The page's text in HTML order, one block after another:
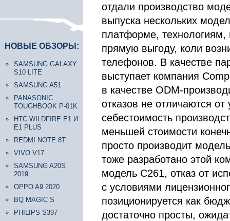
НОВЫЕ ОБЗОРЫ:
SAMSUNG GALAXY
S10 LITE
SAMSUNG A51
PANASONIC
TOUGHBOOK P-01K
HTC WILDFIRE E1 И
E1 PLUS
REDMI NOTE 8T
VIVO V17
SAMSUNG A20S
2019
OPPO A9 2020
BQ MAGIC S
PHILIPS S397
отдали производство
выпуска нескольких
платформе,
прямую выгоду, коли
телефонов. В качестве
выступает компания
в качестве ODM-
отказов не отличаются
себестоимость
меньшей стоимости
просто производит
тоже разработано этой
модель С261, отказ от
с условиями
позиционируется как
достаточно просты,